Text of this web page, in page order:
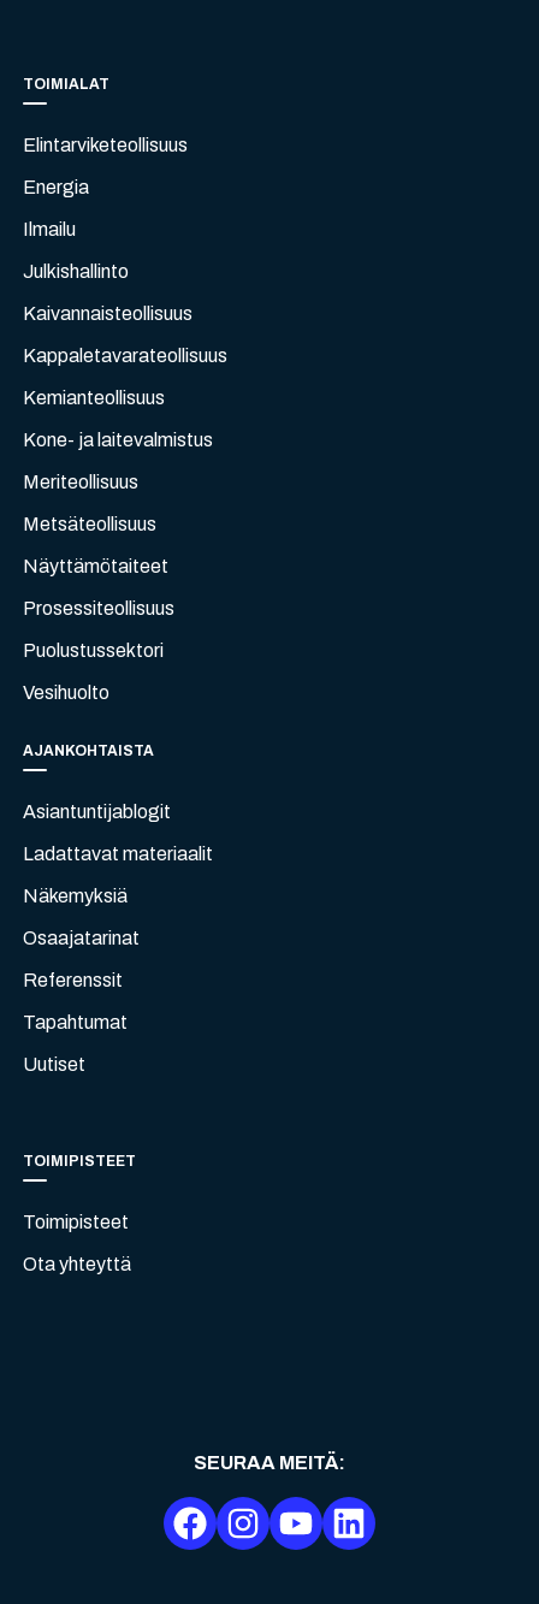
TOIMIALAT
Elintarviketeollisuus
Energia
Ilmailu
Julkishallinto
Kaivannaisteollisuus
Kappaletavarateollisuus
Kemianteollisuus
Kone- ja laitevalmistus
Meriteollisuus
Metsäteollisuus
Näyttämötaiteet
Prosessiteollisuus
Puolustussektori
Vesihuolto
AJANKOHTAISTA
Asiantuntijablogit
Ladattavat materiaalit
Näkemyksiä
Osaajatarinat
Referenssit
Tapahtumat
Uutiset
TOIMIPISTEET
Toimipisteet
Ota yhteyttä
SEURAA MEITÄ: